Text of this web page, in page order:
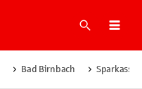
Suche
Bad Birnbach Sparkasse